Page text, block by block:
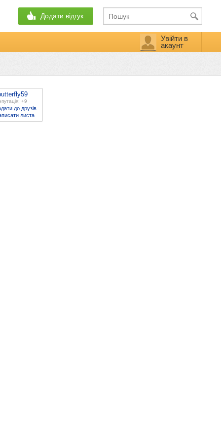
Додати відгук
Увійти в
акаунт
+9
до друзів
листа